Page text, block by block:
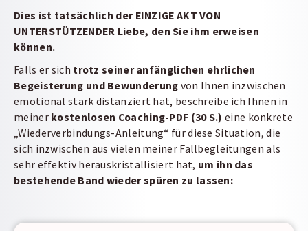
Dies ist tatsächlich der EINZIGE AKT VON
UNTERSTÜTZENDER Liebe, den Sie ihm erweisen
können.
Falls er sich trotz seiner anfänglichen ehrlichen
Begeisterung und Bewunderung von Ihnen inzwischen
emotional stark distanziert hat, beschreibe ich Ihnen in
meiner kostenlosen Coaching-PDF (30 S.) eine konkrete
„Wiederverbindungs-Anleitung“ für diese Situation, die
sich inzwischen aus vielen meiner Fallbegleitungen als
sehr effektiv herauskristallisiert hat, um ihn das
bestehende Band wieder spüren zu lassen: